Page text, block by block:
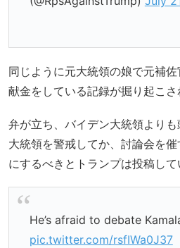
同じように元大統領の娘で元補
献金をしている記録が掘り起こさ
弁が立ち、バイデン大統領より
大統領を警戒してか、討論会を
にするべきとトランプは投稿して
He’s afraid to debate
pic.twitter.com/rsfIWa0J37